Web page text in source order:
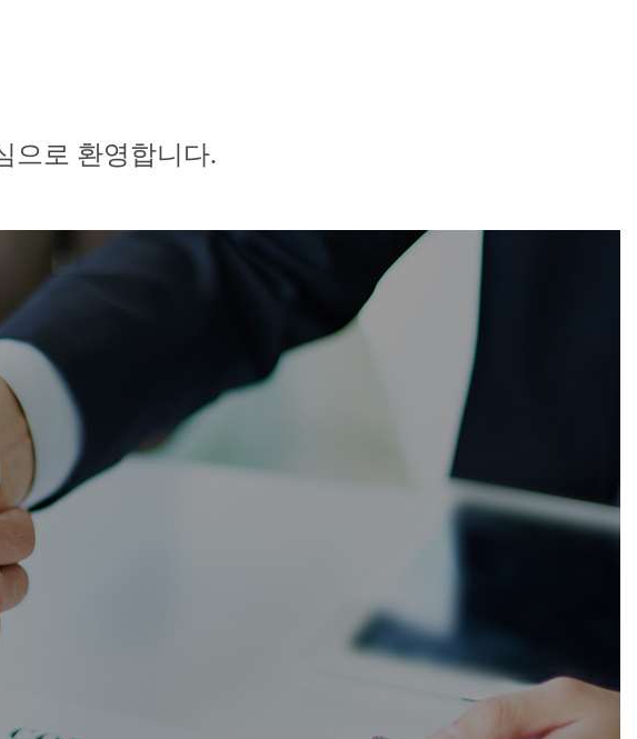
으로 환영합니다.